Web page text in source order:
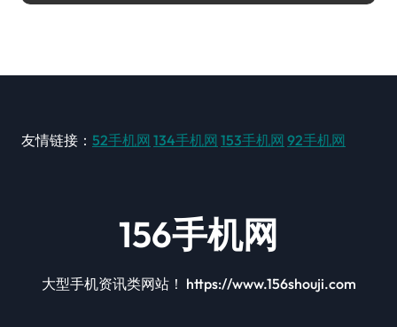
友情链接： 52手机网 134手机网 153手机网 92手机网
156手机网
大型手机资讯类网站！ https://www.156shouji.com